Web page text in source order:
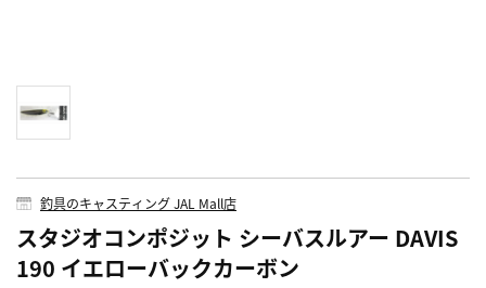
釣具のキャスティング JAL Mall店
スタジオコンポジット シーバスルアー DAVIS
190 イエローバックカーボン